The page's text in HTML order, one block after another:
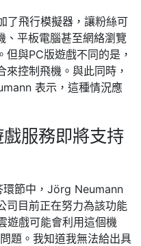
了飛行模擬器，讓粉絲可
、平板電腦甚至網絡瀏覽
與PC版遊戲不同的是，
控制飛機。與此同時，
表示，這種情況應
服務即將支持
節中，Jörg Neumann
司目前正在努力為該功能
遊戲可能會利用這個機
題。我知道我無法給出具